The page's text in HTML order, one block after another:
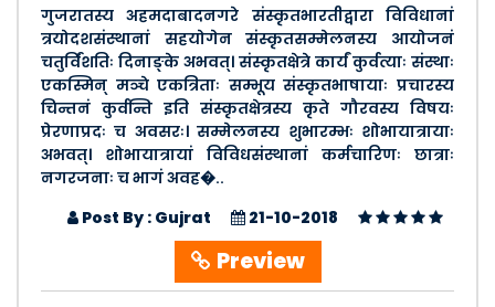
गुजरातस्य अहमदाबादनगरे संस्कृतभारतीद्वारा विविधानां
त्रयोदशसंस्थानां सहयोगेन संस्कृतसम्मेलनस्य आयोजनं
चतुर्विंशतिः दिनाङ्के अभवत्। संस्कृतक्षेत्रे कार्यं कुर्वत्याः संस्थाः
एकस्मिन् मञ्चे एकत्रिताः सम्भूय संस्कृतभाषायाः प्रचारस्य
चिन्तनं कुर्वन्ति इति संस्कृतक्षेत्रस्य कृते गौरवस्य विषयः
प्रेरणाप्रदः च अवसरः। सम्मेलनस्य शुभारम्भः शोभायात्रायाः
अभवत्। शोभायात्रायां विविधसंस्थानां कर्मचारिणः छात्राः
नगरजनाः च भागं अवह�..
Post By : Gujrat
21-10-2018
Preview